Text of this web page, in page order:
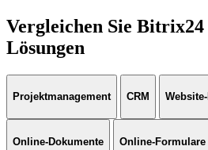
Vergleichen Sie
Lösungen
Projektmanagement CRM
Online-Dokumente Online-Formulare